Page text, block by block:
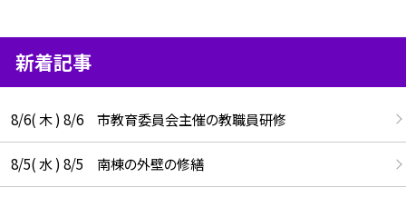
新着記事
8/6( 木 ) 8/6 市教育委員会主催の教職員研修
8/5( 水 ) 8/5 南棟の外壁の修繕